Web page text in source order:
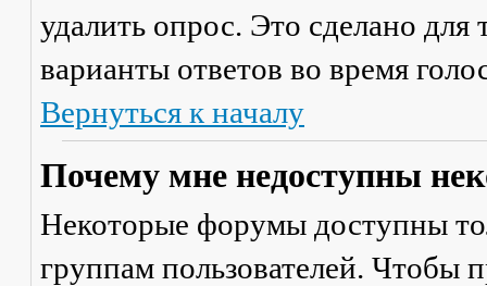
удалить опрос. Это сделано для
варианты ответов во время
Вернуться к началу
Почему мне недоступны
Некоторые форумы доступны
группам пользователей. Чтобы